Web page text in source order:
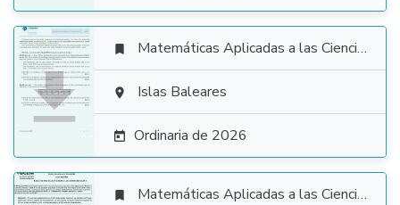

 Matemáticas Aplicadas a las Ciencias Sociales
 Islas Baleares
 Ordinaria de 2026
 Matemáticas Aplicadas a las Ciencias Sociales